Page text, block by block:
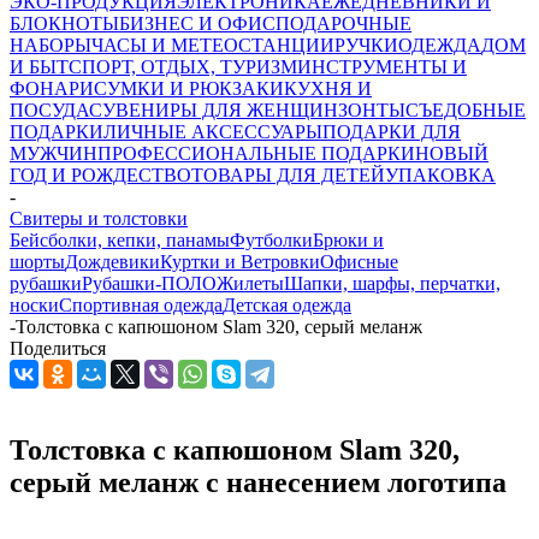
БЛОКНОТЫБИЗНЕС И ОФИСПОДАРОЧНЫЕ
НАБОРЫЧАСЫ И МЕТЕОСТАНЦИИРУЧКИОДЕЖДАДОМ
И БЫТСПОРТ, ОТДЫХ, ТУРИЗМИНСТРУМЕНТЫ И
ФОНАРИСУМКИ И РЮКЗАКИКУХНЯ И
ПОСУДАСУВЕНИРЫ ДЛЯ ЖЕНЩИНЗОНТЫСЪЕДОБНЫЕ
ПОДАРКИЛИЧНЫЕ АКСЕССУАРЫПОДАРКИ ДЛЯ
МУЖЧИНПРОФЕССИОНАЛЬНЫЕ ПОДАРКИНОВЫЙ
ГОД И РОЖДЕСТВОТОВАРЫ ДЛЯ ДЕТЕЙУПАКОВКА
-
Свитеры и толстовки
Бейсболки, кепки, панамыФутболкиБрюки и
шортыДождевикиКуртки и ВетровкиОфисные
рубашкиРубашки-ПОЛОЖилетыШапки, шарфы, перчатки,
носкиСпортивная одеждаДетская одежда
-Толстовка с капюшоном Slam 320, серый меланж
Поделиться
Толстовка с капюшоном Slam 320,
серый меланж с нанесением логотипа